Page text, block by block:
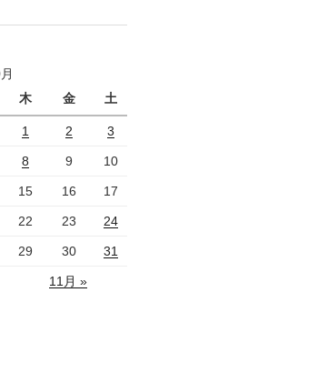
木 金 土
1 2 3
8 9 10
15 16 17
22 23 24
29 30 31
11月 »